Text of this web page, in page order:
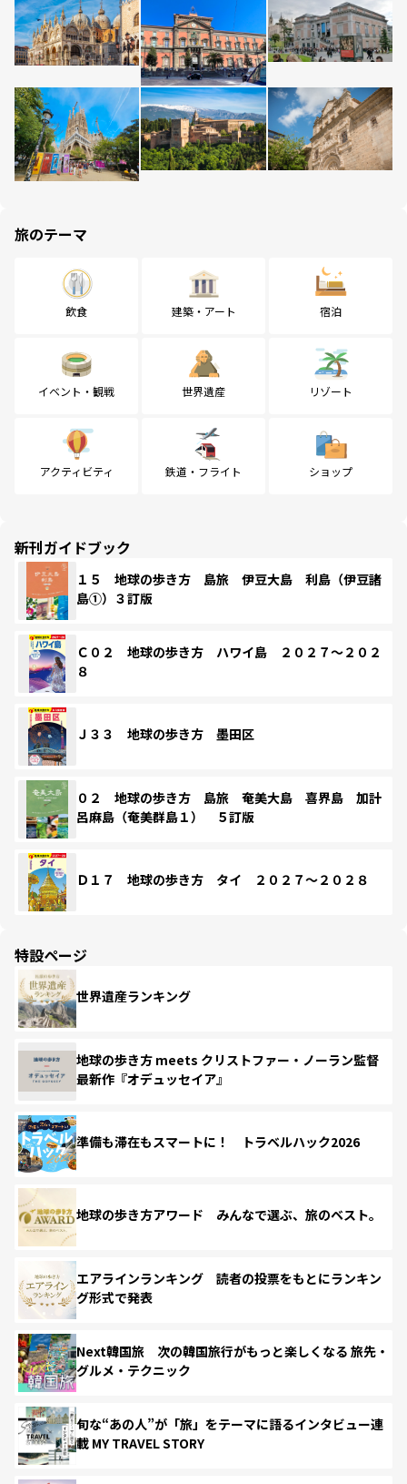
旅のテーマ
飲食 建築・アート 宿泊
イベント・観戦 世界遺産 リゾート
アクティビティ 鉄道・フライト ショップ
新刊ガイドブック
１５ 地球の歩き方 島旅 伊豆大島 利島（伊豆諸
島①）３訂版
Ｃ０２ 地球の歩き方 ハワイ島 ２０２７～２０２
８
Ｊ３３ 地球の歩き方 墨田区
０２ 地球の歩き方 島旅 奄美大島 喜界島 加計
呂麻島（奄美群島１） ５訂版
Ｄ１７ 地球の歩き方 タイ ２０２７～２０２８
特設ページ
世界遺産ランキング
地球の歩き方 meets クリストファー・ノーラン監督
最新作『オデュッセイア』
準備も滞在もスマートに！ トラベルハック2026
地球の歩き方アワード みんなで選ぶ、旅のベスト。
エアラインランキング 読者の投票をもとにランキン
グ形式で発表
Next韓国旅 次の韓国旅行がもっと楽しくなる 旅先・
グルメ・テクニック
旬な“あの人”が「旅」をテーマに語るインタビュー連
載 MY TRAVEL STORY